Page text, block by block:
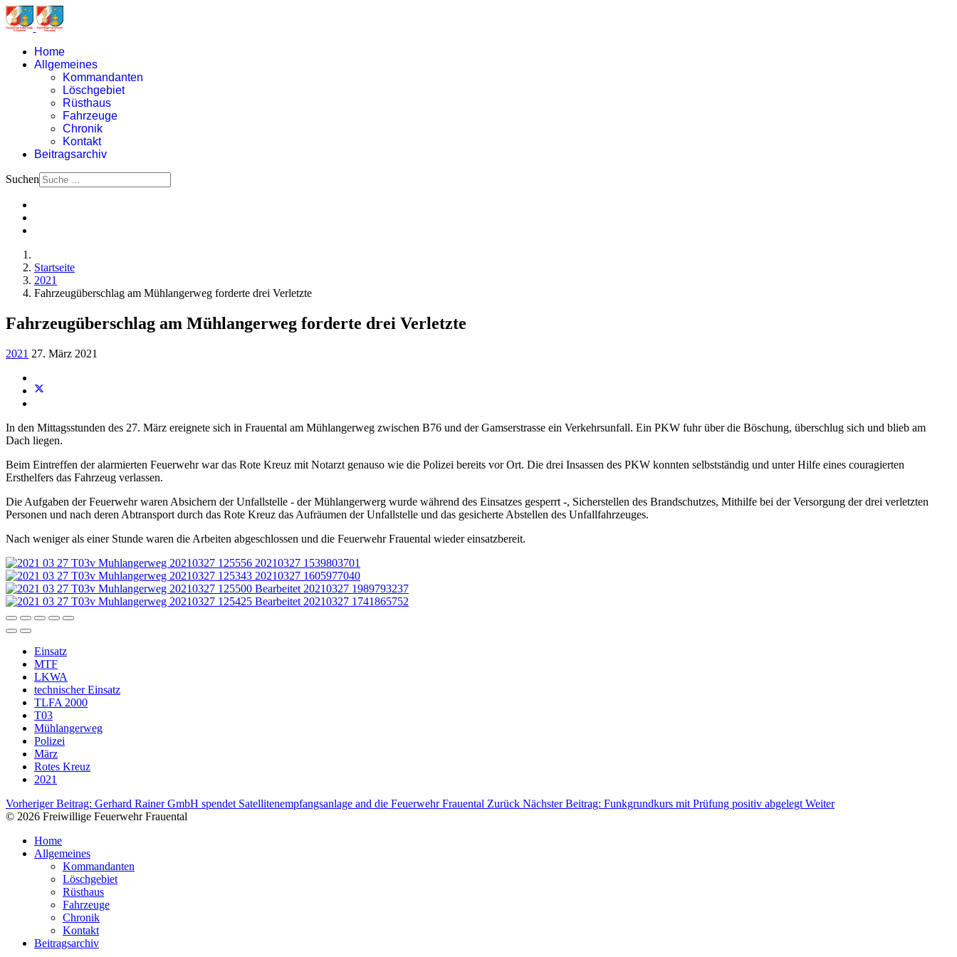
Home
Allgemeines
Kommandanten
Löschgebiet
Rüsthaus
Fahrzeuge
Chronik
Kontakt
Beitragsarchiv
Suchen
Startseite
2021
Fahrzeugüberschlag am Mühlangerweg forderte drei Verletzte
Fahrzeugüberschlag am Mühlangerweg forderte drei Verletzte
2021 27. März 2021
In den Mittagsstunden des 27. März ereignete sich in Frauental am Mühlangerweg zwischen B76 und der Gamserstrasse ein Verkehrsunfall. Ein PKW fuhr über die Böschung, überschlug sich und blieb am
Dach liegen.
Beim Eintreffen der alarmierten Feuerwehr war das Rote Kreuz mit Notarzt genauso wie die Polizei bereits vor Ort. Die drei Insassen des PKW konnten selbstständig und unter Hilfe eines couragierten
Ersthelfers das Fahrzeug verlassen.
Die Aufgaben der Feuerwehr waren Absichern der Unfallstelle - der Mühlangerwerg wurde während des Einsatzes gesperrt -, Sicherstellen des Brandschutzes, Mithilfe bei der Versorgung der drei verletzten
Personen und nach deren Abtransport durch das Rote Kreuz das Aufräumen der Unfallstelle und das gesicherte Abstellen des Unfallfahrzeuges.
Nach weniger als einer Stunde waren die Arbeiten abgeschlossen und die Feuerwehr Frauental wieder einsatzbereit.
Einsatz
MTF
LKWA
technischer Einsatz
TLFA 2000
T03
Mühlangerweg
Polizei
März
Rotes Kreuz
2021
Vorheriger Beitrag: Gerhard Rainer GmbH spendet Satellitenempfangsanlage and die Feuerwehr Frauental Zurück Nächster Beitrag: Funkgrundkurs mit Prüfung positiv abgelegt Weiter
© 2026 Freiwillige Feuerwehr Frauental
Home
Allgemeines
Kommandanten
Löschgebiet
Rüsthaus
Fahrzeuge
Chronik
Kontakt
Beitragsarchiv